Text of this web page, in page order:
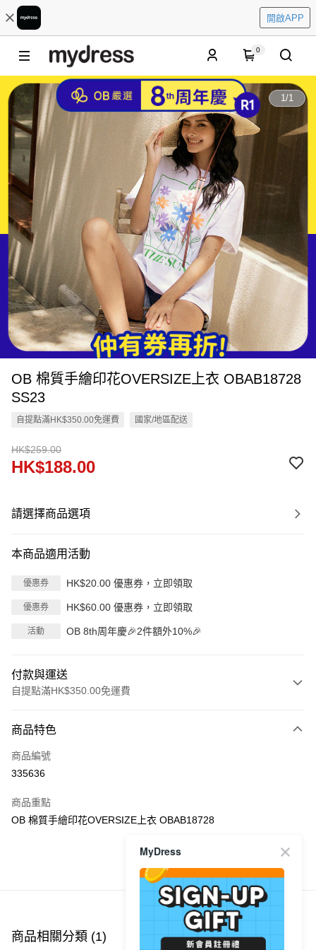
開啟APP
0
1/1
OB 棉質手繪印花OVERSIZE上衣 OBAB18728
SS23
自提點滿HK$350.00免運費 國家/地區配送
HK$259.00
HK$188.00
請選擇商品選項
本商品適用活動
優惠券 HK$20.00 優惠券，立即領取
優惠券 HK$60.00 優惠券，立即領取
活動 OB 8th周年慶🎉2件額外10%🎉
付款與運送
自提點滿HK$350.00免運費
信用卡
Apple Pay
PayMe
每筆HK$40.00，滿HK$350.00或以上免運費
付款後順豐站及營業點
商品特色
商品編號
335636
商品重點
OB 棉質手繪印花OVERSIZE上衣 OBAB18728
商品推薦
商品相關分類 (1)
MyDress